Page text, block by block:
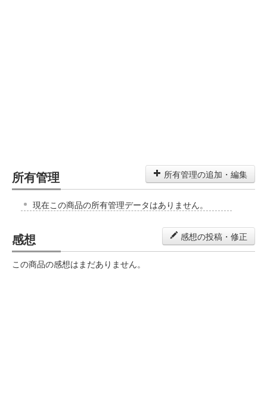
所有管理 所有管理の追加・編集
現在この商品の所有管理データはありません。
感想 感想の投稿・修正
この商品の感想はまだありません。